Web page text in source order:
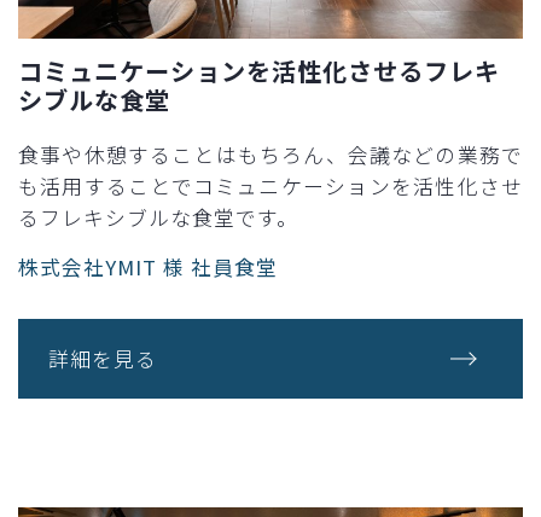
コミュニケーションを活性化させるフレキ
シブルな食堂
食事や休憩することはもちろん、会議などの業務で
も活用することでコミュニケーションを活性化させ
るフレキシブルな食堂です。
株式会社YMIT 様 社員食堂
詳細を見る